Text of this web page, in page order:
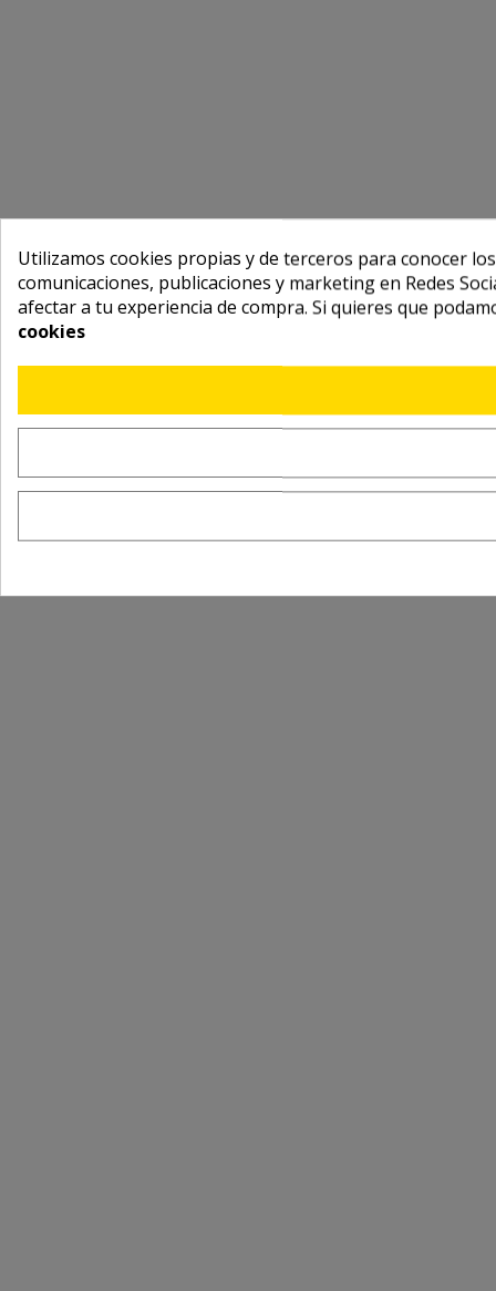
Utilizamos cookies propias y de terceros para conocer
comunicaciones, publicaciones y marketing en Redes
afectar a tu experiencia de compra. Si quieres que
cookies